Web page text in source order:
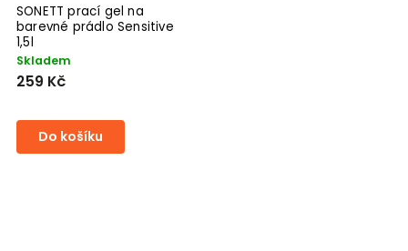
SONETT prací gel na
barevné prádlo Sensitive
1,5l
Skladem
259 Kč
Do košíku